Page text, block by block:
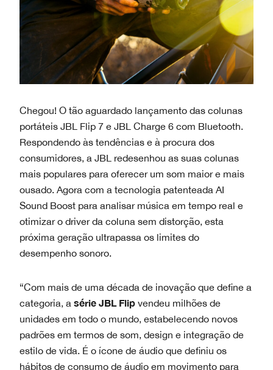
Chegou! O tão aguardado lançamento das colunas
portáteis JBL Flip 7 e JBL Charge 6 com Bluetooth.
Respondendo às tendências e à procura dos
consumidores, a JBL redesenhou as suas colunas
mais populares para oferecer um som maior e mais
ousado. Agora com a tecnologia patenteada AI
Sound Boost para analisar música em tempo real e
otimizar o driver da coluna sem distorção, esta
próxima geração ultrapassa os limites do
desempenho sonoro.
“Com mais de uma década de inovação que define a
categoria, a série JBL Flip vendeu milhões de
unidades em todo o mundo, estabelecendo novos
padrões em termos de som, design e integração de
estilo de vida. É o ícone de áudio que definiu os
hábitos de consumo de áudio em movimento para